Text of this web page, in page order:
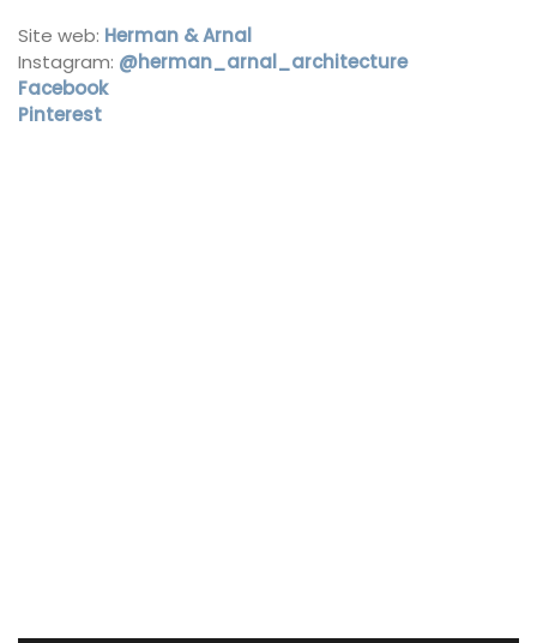
Site web: Herman & Arnal
Instagram: @herman_arnal_architecture
Facebook
Pinterest